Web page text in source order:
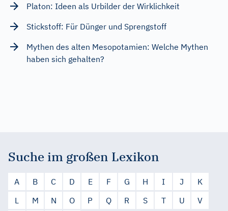
Platon: Ideen als Urbilder der Wirklichkeit
Stickstoff: Für Dünger und Sprengstoff
Mythen des alten Mesopotamien: Welche Mythen
haben sich gehalten?
Suche im großen Lexikon
A B C D E F G H I J
K
L
M N O P Q R S T U
V